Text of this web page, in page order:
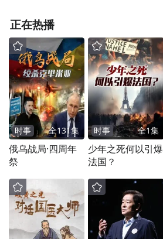
正在热播
时事 全131集
俄乌战局·四周年
祭
时事 全1集
少年之死何以引爆
法国？